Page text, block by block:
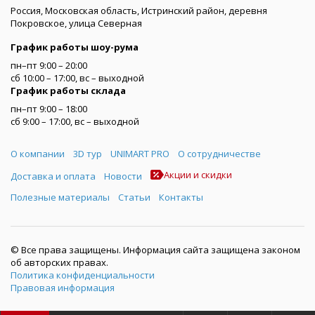
Россия, Московская область, Истринский район, деревня
Покровское, улица Северная
График работы шоу-рума
пн–пт 9:00 – 20:00
сб 10:00 – 17:00, вс – выходной
График работы склада
пн–пт 9:00 – 18:00
сб 9:00 – 17:00, вс – выходной
Меню
О компании 3D тур UNIMART PRO
О сотрудничестве
Доставка и оплата
Новости
Акции и скидки
Полезные материалы
Статьи Контакты
© Все права защищены. Информация сайта защищена законом
об авторских правах.
Политика конфиденциальности
Правовая информация